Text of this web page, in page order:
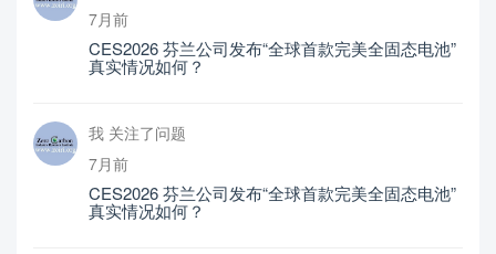
7月前
CES2026 芬兰公司发布“全球首款完美全固态电池”
真实情况如何？
我 关注了问题
7月前
CES2026 芬兰公司发布“全球首款完美全固态电池”
真实情况如何？